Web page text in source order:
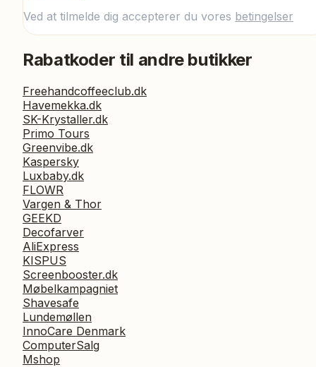
Ved at tilmelde dig accepterer du vores betingelser
Rabatkoder til andre butikker
Freehandcoffeeclub.dk
Havemekka.dk
SK-Krystaller.dk
Primo Tours
Greenvibe.dk
Kaspersky
Luxbaby.dk
FLOWR
Vargen & Thor
GEEKD
Decofarver
AliExpress
KISPUS
Screenbooster.dk
Møbelkampagniet
Shavesafe
Lundemøllen
InnoCare Denmark
ComputerSalg
Mshop